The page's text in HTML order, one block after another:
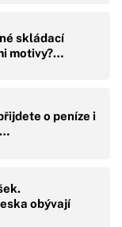
skládací
motivy?…
o peníze i
obývají